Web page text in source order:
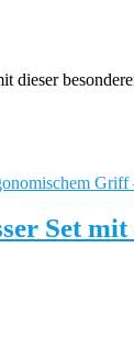
dieser
Set